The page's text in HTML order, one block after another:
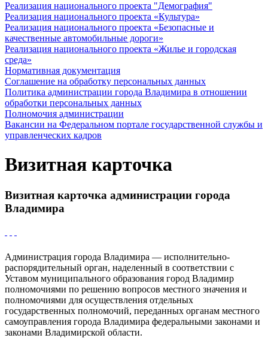
Реализация национального проекта "Демография"
Реализация национального проекта «Культура»
Реализация национального проекта «Безопасные и
качественные автомобильные дороги»
Реализация национального проекта «Жилье и городская
среда»
Нормативная документация
Соглашение на обработку персональных данных
Политика администрации города Владимира в отношении
обработки персональных данных
Полномочия администрации
Вакансии на Федеральном портале государственной службы и
управленческих кадров
Визитная карточка
Визитная карточка администрации города
Владимира
Администрация города Владимира — исполнительно-
распорядительный орган, наделенный в соответствии с
Уставом муниципального образования город Владимир
полномочиями по решению вопросов местного значения и
полномочиями для осуществления отдельных
государственных полномочий, переданных органам местного
самоуправления города Владимира федеральными законами и
законами Владимирской области.